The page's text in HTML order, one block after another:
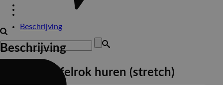
Beschrijving
Beschrijving
Witte statafelrok huren (stretch)